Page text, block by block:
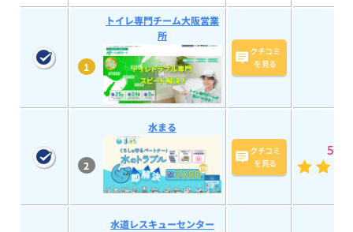
1
トイレ専門チーム大阪営業
所
クチコミ
を見る
2
水まる
クチコミ
を見る
5
水道レスキューセンター